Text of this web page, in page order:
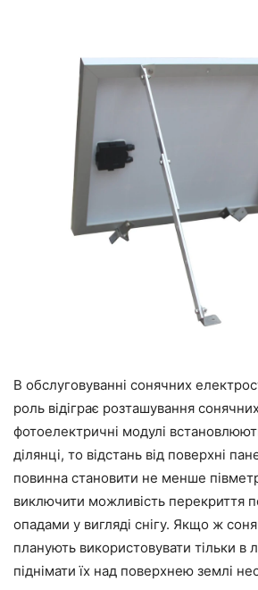
В обслуговуванні сонячних
роль відіграє розташування
фотоелектричні модулі
ділянці, то відстань від поверхні
повинна становити не менше
виключити можливість перекриття
опадами у вигляді снігу. Якщо ж
планують використовувати тільки в
піднімати їх над поверхнею землі